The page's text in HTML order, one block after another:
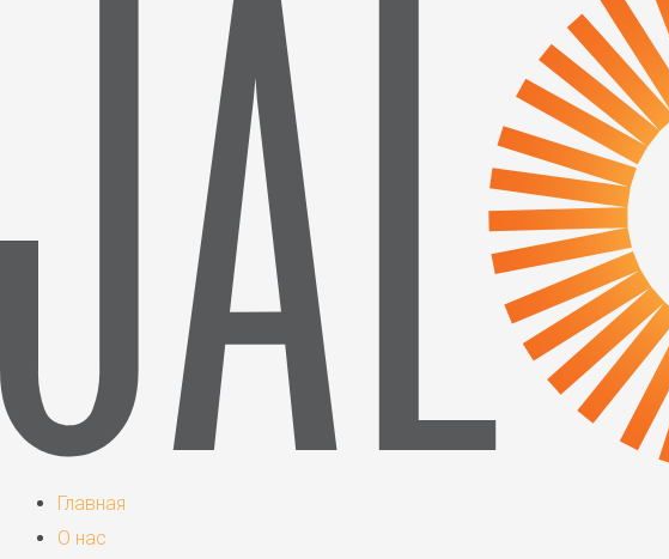
Главная
О нас